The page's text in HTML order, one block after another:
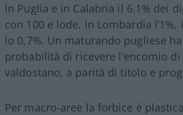
In Puglia e in Calabria il 6,1% dei
con 100 e lode. In Lombardia l’1%,
lo 0,7%. Un maturando pugliese
probabilità di ricevere l’encomio
valdostano, a parità di titolo e
Per macro-aree la forbice è